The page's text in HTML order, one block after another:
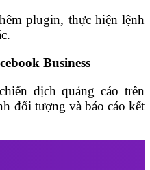
plugin, thực hiện lệnh
Business
dịch quảng cáo trên
đối tượng và báo cáo kết